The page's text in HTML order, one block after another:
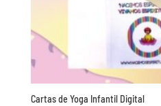
Cartas de Yoga Infantil Digital